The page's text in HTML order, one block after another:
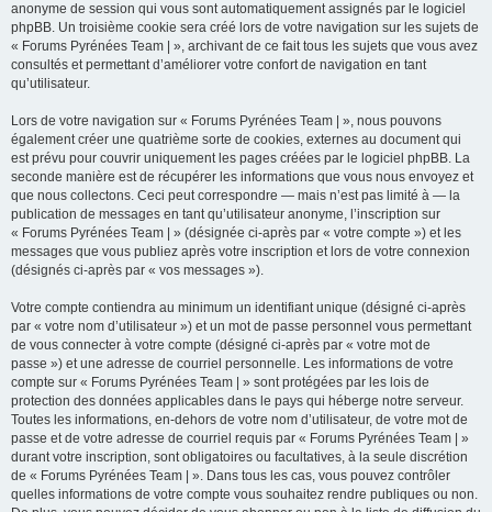
anonyme de session qui vous sont automatiquement assignés par le logiciel
phpBB. Un troisième cookie sera créé lors de votre navigation sur les sujets de
« Forums Pyrénées Team | », archivant de ce fait tous les sujets que vous avez
consultés et permettant d’améliorer votre confort de navigation en tant
qu’utilisateur.
Lors de votre navigation sur « Forums Pyrénées Team | », nous pouvons
également créer une quatrième sorte de cookies, externes au document qui
est prévu pour couvrir uniquement les pages créées par le logiciel phpBB. La
seconde manière est de récupérer les informations que vous nous envoyez et
que nous collectons. Ceci peut correspondre — mais n’est pas limité à — la
publication de messages en tant qu’utilisateur anonyme, l’inscription sur
« Forums Pyrénées Team | » (désignée ci-après par « votre compte ») et les
messages que vous publiez après votre inscription et lors de votre connexion
(désignés ci-après par « vos messages »).
Votre compte contiendra au minimum un identifiant unique (désigné ci-après
par « votre nom d’utilisateur ») et un mot de passe personnel vous permettant
de vous connecter à votre compte (désigné ci-après par « votre mot de
passe ») et une adresse de courriel personnelle. Les informations de votre
compte sur « Forums Pyrénées Team | » sont protégées par les lois de
protection des données applicables dans le pays qui héberge notre serveur.
Toutes les informations, en-dehors de votre nom d’utilisateur, de votre mot de
passe et de votre adresse de courriel requis par « Forums Pyrénées Team | »
durant votre inscription, sont obligatoires ou facultatives, à la seule discrétion
de « Forums Pyrénées Team | ». Dans tous les cas, vous pouvez contrôler
quelles informations de votre compte vous souhaitez rendre publiques ou non.